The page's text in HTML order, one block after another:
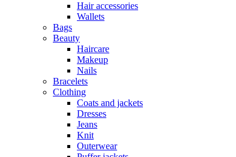
Hair accessories
Wallets
Bags
Beauty
Haircare
Makeup
Nails
Bracelets
Clothing
Coats and jackets
Dresses
Jeans
Knit
Outerwear